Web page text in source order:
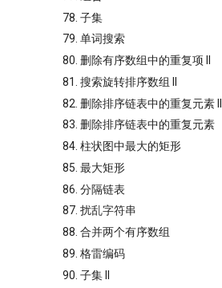
78. 子集
79. 单词搜索
80. 删除有序数组中的重复项 II
81. 搜索旋转排序数组 II
82. 删除排序链表中的重复元素 II
83. 删除排序链表中的重复元素
84. 柱状图中最大的矩形
85. 最大矩形
86. 分隔链表
87. 扰乱字符串
88. 合并两个有序数组
89. 格雷编码
90. 子集 II